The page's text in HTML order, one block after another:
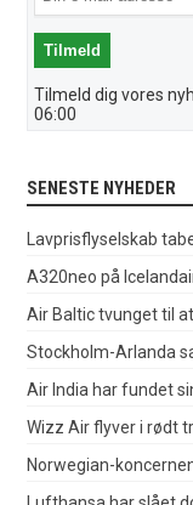
Tilmeld dig vores
06:00
SENESTE NYHEDER
Lavprisflyselskab
A320neo på
Air Baltic tvunget til
Stockholm-Arlanda
Air India har fundet
Wizz Air flyver i rødt
Norwegian-